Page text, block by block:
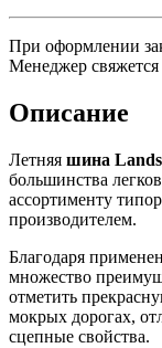
При оформлении
Менеджер свяжется
Описание
Летняя шина
большинства
ассортименту
производителем.
Благодаря
множество
отметить
мокрых дорогах,
сцепные свойства.